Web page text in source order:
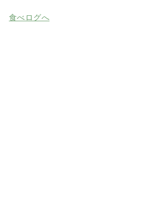
食べログへ